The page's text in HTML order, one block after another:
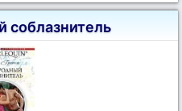
соблазнитель